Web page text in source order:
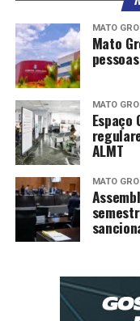
MATO
Mato
MATO
ALMT
MATO